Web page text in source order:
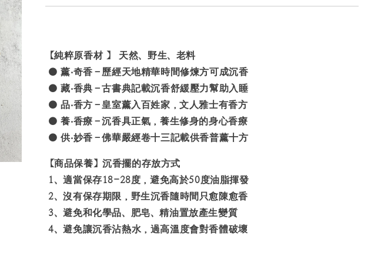
【純粹原香材 】
天然、野生、老料
● 薰‧奇香－歷經天地精華時間修煉方可成沉香
● 藏‧香典－古書典記載沉香舒緩壓力幫助入睡
● 品‧香方－皇室薰入百姓家，文人雅士有香方
● 養‧香療－沉香具正氣，養生修身的身心香療
● 供‧妙香－佛華嚴經卷十三記載供香普薰十方
【商品保養】沉香擺的存放方式
1、適當保存18-28度，避免高於50度油脂揮發
2、沒有保存期限，野生沉香隨時間只愈陳愈香
3、避免和化學品、肥皂、精油置放產生變質
4、避免讓沉香沾熱水，過高溫度會對香體破壞